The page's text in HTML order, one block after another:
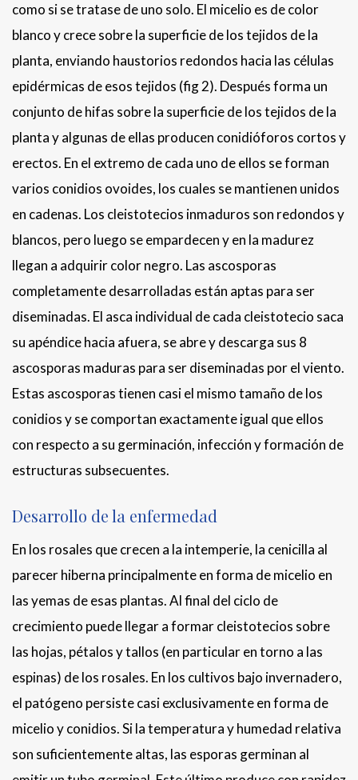
como si se tratase de uno solo. El micelio es de color
blanco y crece sobre la superficie de los tejidos de la
planta, enviando haustorios redondos hacia las células
epidérmicas de esos tejidos (fig 2). Después forma un
conjunto de hifas sobre la superficie de los tejidos de la
planta y algunas de ellas producen conidióforos cortos y
erectos. En el extremo de cada uno de ellos se forman
varios conidios ovoides, los cuales se mantienen unidos
en cadenas. Los cleistotecios inmaduros son redondos y
blancos, pero luego se empardecen y en la madurez
llegan a adquirir color negro. Las ascosporas
completamente desarrolladas están aptas para ser
diseminadas. El asca individual de cada cleistotecio saca
su apéndice hacia afuera, se abre y descarga sus 8
ascosporas maduras para ser diseminadas por el viento.
Estas ascosporas tienen casi el mismo tamaño de los
conidios y se comportan exactamente igual que ellos
con respecto a su germinación, infección y formación de
estructuras subsecuentes.
Desarrollo de la enfermedad
En los rosales que crecen a la intemperie, la cenicilla al
parecer hiberna principalmente en forma de micelio en
las yemas de esas plantas. Al final del ciclo de
crecimiento puede llegar a formar cleistotecios sobre
las hojas, pétalos y tallos (en particular en torno a las
espinas) de los rosales. En los cultivos bajo invernadero,
el patógeno persiste casi exclusivamente en forma de
micelio y conidios. Si la temperatura y humedad relativa
son suficientemente altas, las esporas germinan al